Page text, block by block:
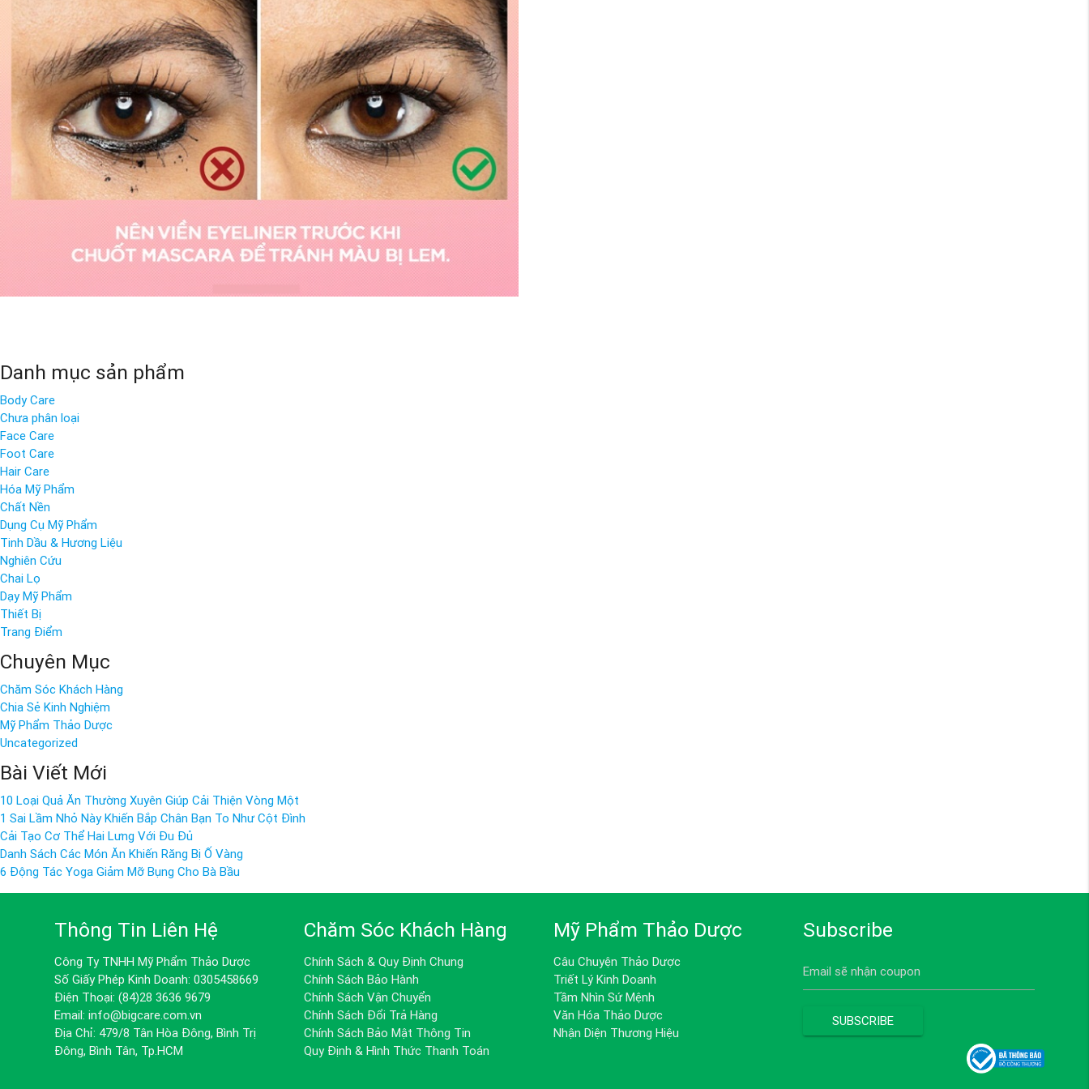
Danh mục sản phẩm
Body Care
Chưa phân loại
Face Care
Foot Care
Hair Care
Hóa Mỹ Phẩm
Chất Nền
Dụng Cụ Mỹ Phẩm
Tinh Dầu & Hương Liệu
Nghiên Cứu
Chai Lọ
Dạy Mỹ Phẩm
Thiết Bị
Trang Điểm
Chuyên Mục
Chăm Sóc Khách Hàng
Chia Sẻ Kinh Nghiệm
Mỹ Phẩm Thảo Dược
Uncategorized
Bài Viết Mới
10 Loại Quả Ăn Thường Xuyên Giúp Cải Thiện Vòng Một
1 Sai Lầm Nhỏ Này Khiến Bắp Chân Bạn To Như Cột Đình
Cải Tạo Cơ Thể Hai Lưng Với Đu Đủ
Danh Sách Các Món Ăn Khiến Răng Bị Ố Vàng
6 Động Tác Yoga Giảm Mỡ Bụng Cho Bà Bầu
Thông Tin Liên Hệ
Công Ty TNHH Mỹ Phẩm Thảo Dược
Số Giấy Phép Kinh Doanh: 0305458669
Điện Thoại: (84)28 3636 9679
Email: info@bigcare.com.vn
Địa Chỉ: 479/8 Tân Hòa Đông, Bình Trị
Đông, Bình Tân, Tp.HCM
Chăm Sóc Khách Hàng
Chính Sách & Quy Định Chung
Chính Sách Bảo Hành
Chính Sách Vận Chuyển
Chính Sách Đổi Trả Hàng
Chính Sách Bảo Mật Thông Tin
Quy Định & Hình Thức Thanh Toán
Mỹ Phẩm Thảo Dược
Câu Chuyện Thảo Dược
Triết Lý Kinh Doanh
Tầm Nhìn Sứ Mệnh
Văn Hóa Thảo Dược
Nhận Diện Thương Hiệu
Subscribe